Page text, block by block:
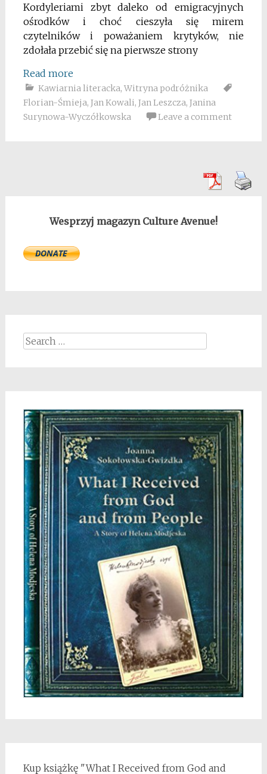
Kordyleriami zbyt daleko od emigracyjnych
ośrodków i choć cieszyła się mirem
czytelników i poważaniem krytyków, nie
zdołała przebić się na pierwsze strony
Read more
Kawiarnia literacka, Witryna podróżnika
Florian-Śmieja, Jan Kowali, Jan Leszcza, Janina
Surynowa-Wyczółkowska
Leave a comment
Wesprzyj magazyn Culture Avenue!
Search
for:
Kup książkę "What I Received from God and